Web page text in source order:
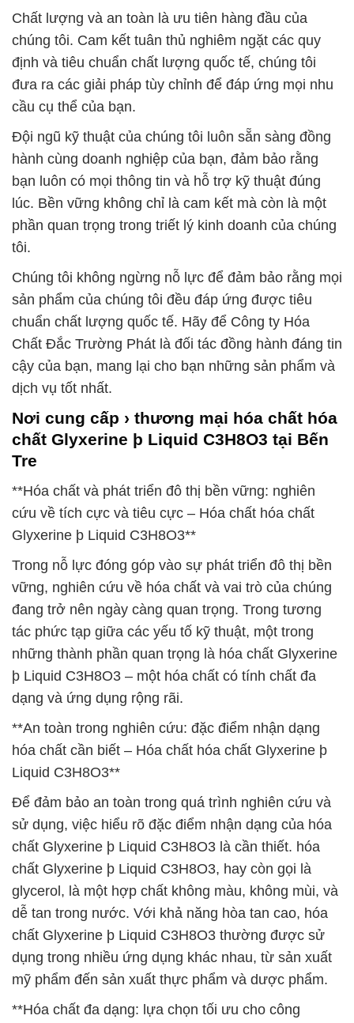
Chất lượng và an toàn là ưu tiên hàng đầu của
chúng tôi. Cam kết tuân thủ nghiêm ngặt các quy
định và tiêu chuẩn chất lượng quốc tế, chúng tôi
đưa ra các giải pháp tùy chỉnh để đáp ứng mọi nhu
cầu cụ thể của bạn.
Đội ngũ kỹ thuật của chúng tôi luôn sẵn sàng đồng
hành cùng doanh nghiệp của bạn, đảm bảo rằng
bạn luôn có mọi thông tin và hỗ trợ kỹ thuật đúng
lúc. Bền vững không chỉ là cam kết mà còn là một
phần quan trọng trong triết lý kinh doanh của chúng
tôi.
Chúng tôi không ngừng nỗ lực để đảm bảo rằng mọi
sản phẩm của chúng tôi đều đáp ứng được tiêu
chuẩn chất lượng quốc tế. Hãy để Công ty Hóa
Chất Đắc Trường Phát là đối tác đồng hành đáng tin
cậy của bạn, mang lại cho bạn những sản phẩm và
dịch vụ tốt nhất.
Nơi cung cấp › thương mại hóa chất hóa
chất Glyxerine þ Liquid C3H8O3 tại Bến
Tre
**Hóa chất và phát triển đô thị bền vững: nghiên
cứu về tích cực và tiêu cực – Hóa chất hóa chất
Glyxerine þ Liquid C3H8O3**
Trong nỗ lực đóng góp vào sự phát triển đô thị bền
vững, nghiên cứu về hóa chất và vai trò của chúng
đang trở nên ngày càng quan trọng. Trong tương
tác phức tạp giữa các yếu tố kỹ thuật, một trong
những thành phần quan trọng là hóa chất Glyxerine
þ Liquid C3H8O3 – một hóa chất có tính chất đa
dạng và ứng dụng rộng rãi.
**An toàn trong nghiên cứu: đặc điểm nhận dạng
hóa chất cần biết – Hóa chất hóa chất Glyxerine þ
Liquid C3H8O3**
Để đảm bảo an toàn trong quá trình nghiên cứu và
sử dụng, việc hiểu rõ đặc điểm nhận dạng của hóa
chất Glyxerine þ Liquid C3H8O3 là cần thiết. hóa
chất Glyxerine þ Liquid C3H8O3, hay còn gọi là
glycerol, là một hợp chất không màu, không mùi, và
dễ tan trong nước. Với khả năng hòa tan cao, hóa
chất Glyxerine þ Liquid C3H8O3 thường được sử
dụng trong nhiều ứng dụng khác nhau, từ sản xuất
mỹ phẩm đến sản xuất thực phẩm và dược phẩm.
**Hóa chất đa dạng: lựa chọn tối ưu cho công